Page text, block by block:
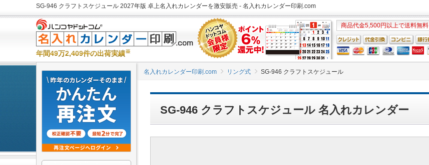
SG-946 クラフトスケジュール 2027年版 卓上名入れカレンダーを激安販売 - 名入れカレンダー印刷.com
年間49万2,409件の出荷実績※
商品代金5,500円以上で送料無料
名入れカレンダー印刷.com リング式 SG-946 クラフトスケジュール
SG-946 クラフトスケジュール 名入れカレンダー